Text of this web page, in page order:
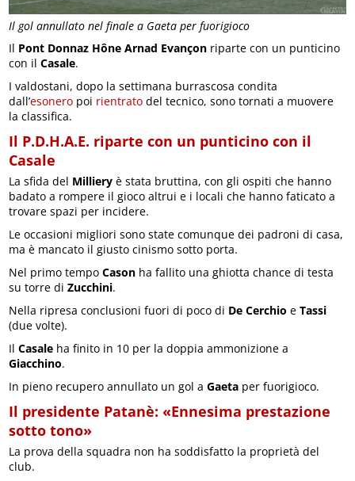
Il gol annullato nel finale a Gaeta per fuorigioco
Il Pont Donnaz Hône Arnad Evançon riparte con un punticino
con ilCasale.
I valdostani, dopo la settimana burrascosa condita
dall’esonero poi rientrato del tecnico, sono tornati a muovere
la classifica.
Il P.D.H.A.E. riparte con un punticino con il
Casale
La sfida del Milliery è stata bruttina, con gli ospiti che hanno
badato a rompere il gioco altrui e i locali che hanno faticato a
trovare spazi per incidere.
Le occasioni migliori sono state comunque dei padroni di casa,
ma è mancato il giusto cinismo sotto porta.
Nel primo tempoCason ha fallito una ghiotta chance di testa
su torre diZucchini.
Nella ripresa conclusioni fuori di poco di De Cerchio eTassi
(due volte).
IlCasale ha finito in 10 per la doppia ammonizione a
Giacchino.
In pieno recupero annullato un gol aGaeta per fuorigioco.
Il presidente Patanè: «Ennesima prestazione
sotto tono»
La prova della squadra non ha soddisfatto la proprietà del
club.